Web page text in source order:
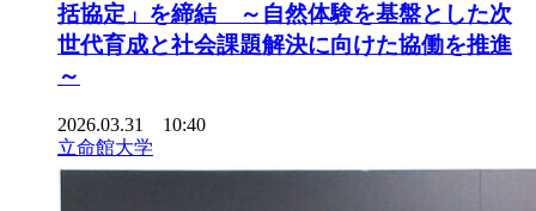
括協定」を締結 ～自然体験を基盤とした次
世代育成と社会課題解決に向けた協働を推進
～
2026.03.31 10:40
立命館大学